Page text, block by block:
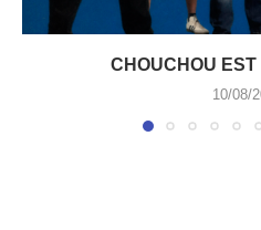
CHOUCHOU
10/08/